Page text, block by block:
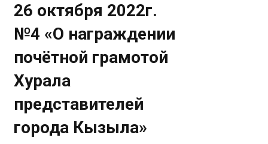
26 октября 2022г.
№4 «О награждении
почётной грамотой
Хурала
представителей
города Кызыла»